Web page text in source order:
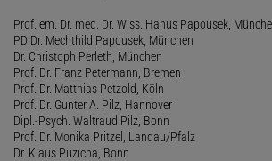
Prof. em. Dr. med. Dr. Wiss. Hanus Papousek,
PD Dr. Mechthild Papousek, München
Dr. Christoph Perleth, München
Prof. Dr. Franz Petermann, Bremen
Prof. Dr. Matthias Petzold, Köln
Prof. Dr. Gunter A. Pilz, Hannover
Dipl.-Psych. Waltraud Pilz, Bonn
Prof. Dr. Monika Pritzel, Landau/Pfalz
Dr. Klaus Puzicha, Bonn